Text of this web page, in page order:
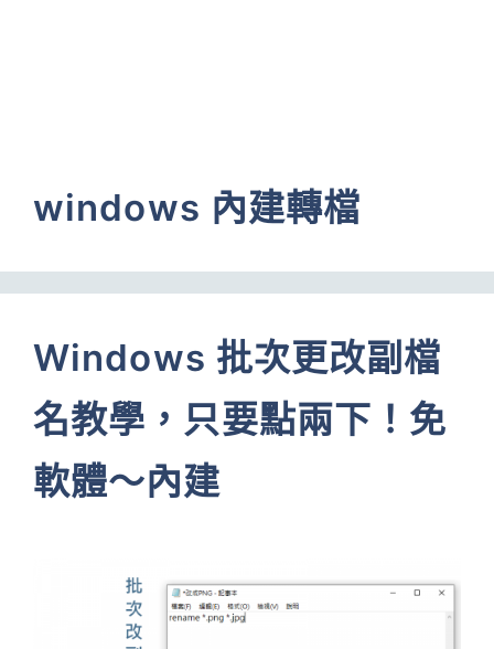
windows 內建轉檔
Windows 批次更改副檔
名教學，只要點兩下！免
軟體～內建